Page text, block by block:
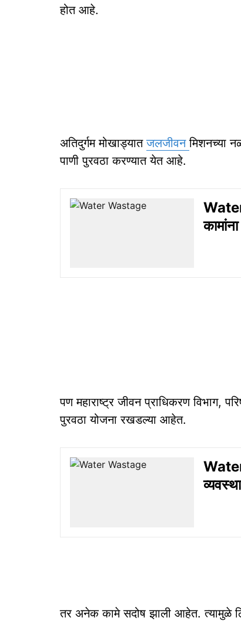
होत आहे.
अतिदुर्गम मोखाड्यातजलजीवनमिशनच्या
पाणी पुरवठा करण्यात येत आहे.
पण महाराष्ट्र जीवन प्राधिकरण विभाग,
पुरवठा योजना रखडल्या आहेत.
तर अनेक कामे सदोष झाली आहेत. त्यामुळे